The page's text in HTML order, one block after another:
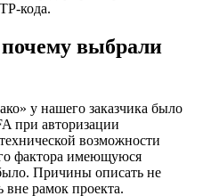
кода.
выбрали
у нашего заказчика было
при авторизации
возможности
фактора имеющуюся
Причины описать не
рамок проекта.